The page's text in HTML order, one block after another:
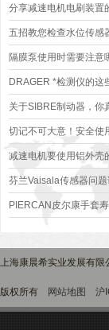
分享减速电机电刷装置
五招教您检查水位传感
隔膜泵使用时需要注意
DRAGER *检测仪的这
行业
关于SIBRE制动器，你
切记不可大意！安全使
减速电机要使用铝外壳
芬兰Vaisala传感器问
方案
PIERCAN皮尔康手套
上海康晨希实业发展有
版权所有 网站地图 沪